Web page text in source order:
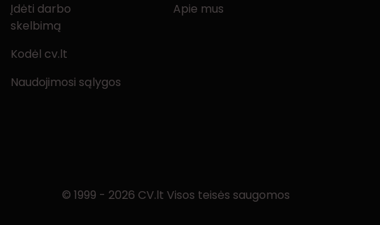
Įdėti darbo
skelbimą
Kodėl cv.lt
Naudojimosi sąlygos
Apie mus
© 1999 - 2026 CV.lt Visos teisės saugomos